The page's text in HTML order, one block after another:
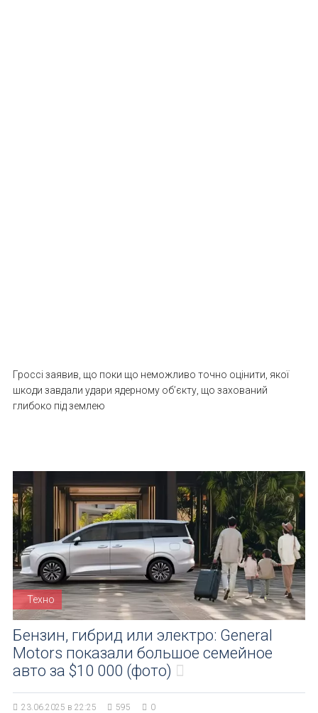
Гроссі заявив, що поки що неможливо точно оцінити, якої
шкоди завдали удари ядерному об’єкту, що захований
глибоко під землею
Техно
Бензин, гибрид или электро: General
Motors показали большое семейное
авто за $10 000 (фото)
23.06.2025 в 22:25 595 0